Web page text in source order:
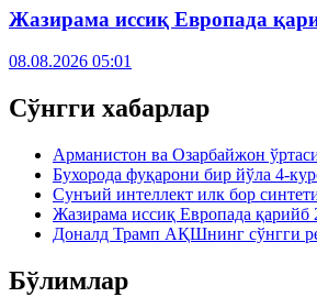
Жазирама иссиқ Европада
08.08.2026 05:01
Сўнгги хабарлар
Арманистон ва Озарбайжон
Бухорода фуқарони бир йўла 4-
Сунъий интеллект илк бор
Жазирама иссиқ Европада
Доналд Трамп АҚШнинг сўнгги
Бўлимлар